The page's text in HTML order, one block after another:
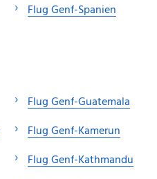
Flug Genf-Spanien
Flug Genf-Guatemala
Flug Genf-Kamerun
Flug Genf-Kathmandu